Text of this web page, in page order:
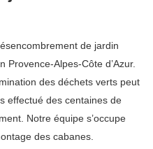
de jardin
Alpes-Côte d’Azur.
des déchets verts peut
effectué des centaines de
Notre équipe s’occupe
des cabanes.